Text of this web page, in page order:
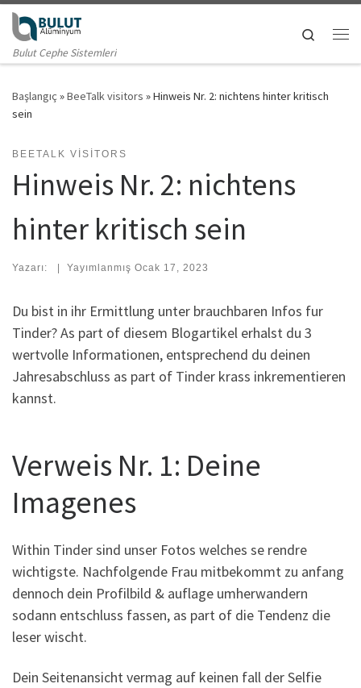
Skip to content
Bulut Cephe Sistemleri
Search
Başlangıç »BeeTalk visitors »Hinweis Nr. 2: nichtens hinter kritisch
sein
BEETALK VISITORS
Hinweis Nr. 2: nichtens
hinter kritisch sein
Yazarı: | Yayımlanmış Ocak 17, 2023
Du bist in ihr Ermittlung unter brauchbaren Infos fur
Tinder? As part of diesem Blogartikel erhalst du 3
wertvolle Informationen, entsprechend du deinen
Jahresabschluss as part of Tinder krass inkrementieren
kannst.
Verweis Nr. 1: Deine
Imagenes
Within Tinder sind unser Fotos welches se rendre
wichtigste. Nachfolgende Frau mitbekommt zu anfang
dennoch dein Profilbild & auflage umherwandern
sodann entschluss fassen, as part of die Tendenz die
leser wischt.
Dein Seitenansicht vermag auf keinen fall der Selfie